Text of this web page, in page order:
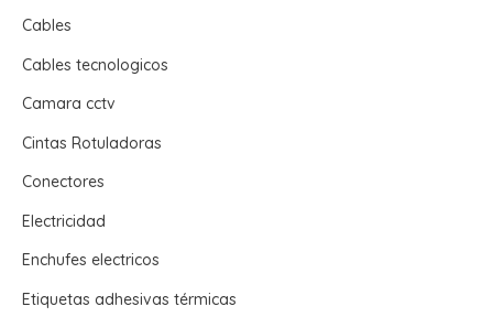
Cables
Cables tecnologicos
Camara cctv
Cintas Rotuladoras
Conectores
Electricidad
Enchufes electricos
Etiquetas adhesivas térmicas